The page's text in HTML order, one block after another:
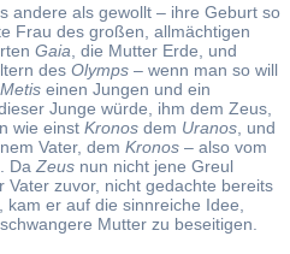
andere als gewollt – ihre Geburt so
Frau des großen, allmächtigen
Gaia , die Mutter Erde, und
des Olymps – wenn man so will
Metis einen Jungen und ein
Junge würde, ihm dem Zeus,
wie einst Kronos dem Uranos , und
Vater, dem Kronos – also vom
Da Zeus nun nicht jene Greul
Vater zuvor, nicht gedachte bereits
er auf die sinnreiche Idee,
Mutter zu beseitigen.